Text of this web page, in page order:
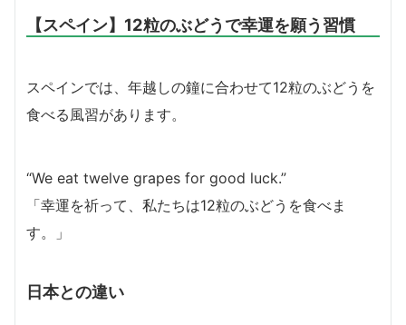
【スペイン】12粒のぶどうで幸運を願う習慣
スペインでは、年越しの鐘に合わせて12粒のぶどうを
食べる風習があります。
“We eat twelve grapes for good luck.”
「幸運を祈って、私たちは12粒のぶどうを食べま
す。」
日本との違い